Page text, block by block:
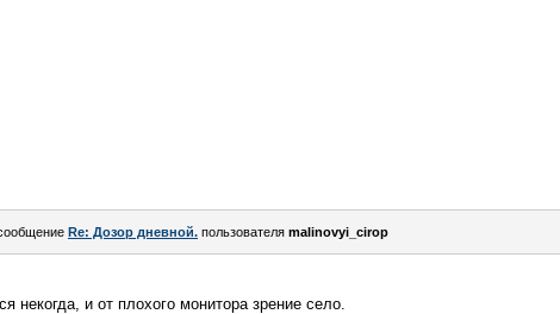
Re: Дозор дневной. пользователя malinovyi_cirop
некогда, и от плохого монитора зрение село.